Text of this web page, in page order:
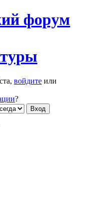
форум
войдите или
?